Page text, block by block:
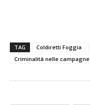
TAG Coldiretti Foggia
Criminalità nelle campagne